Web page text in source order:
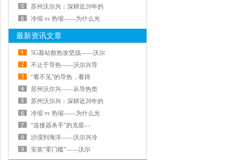
苏州沃尔兴：深耕近20年的
冷缩 vs 热缩——为什么光
最新资讯文章
5G基站散热攻坚战——沃尔
不止于导热——沃尔兴导
“看不见”的导热，看得
苏州沃尔兴——从导热垫
苏州沃尔兴：深耕近20年的
冷缩 vs 热缩——为什么光
“连接器杀手”的克星—
沙漠到海洋——沃尔兴冷
安装“零门槛”——沃尔